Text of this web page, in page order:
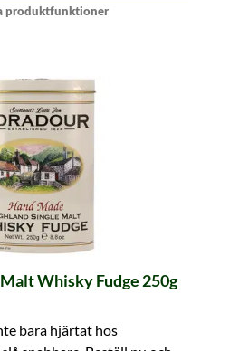
produktfunktioner
Whisky Fudge 250g
bara hjärtat hos